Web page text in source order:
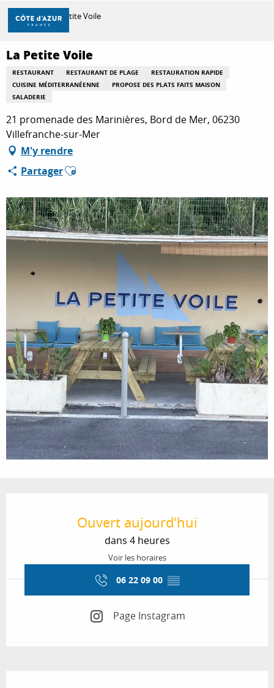
Aller
contenu
principal
DÉCOUVRIR
À FAIRE
SÉJOURNER
Accueil La Petite Voile
La Petite Voile
RESTAURANT RESTAURANT DE PLAGE
RESTAURATION RAPIDE
CUISINE MÉDITERRANÉENNE
PROPOSE DES PLATS FAITS MAISON
SALADERIE
21 promenade des Marinières, Bord de Mer, 06230
Villefranche-sur-Mer
M'y rendre
PartagerAjouter aux favoris
Ouvert aujourd'hui
dans 4 heures
Voir les horaires
06 22 09 00 ▒▒
Page Instagram